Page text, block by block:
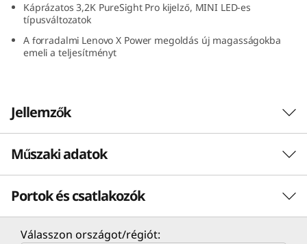
Káprázatos 3,2K PureSight Pro kijelző, MINI LED-es
típusváltozatok
A forradalmi Lenovo X Power megoldás új magasságokba
emeli a teljesítményt
Jellemzők
Teljesítmény, egyszerűen és világosan
Emelje kreativitását új magasságokba a
Yoga Pro 9i egyedi fejlesztésű, a Lenovo X
Power megoldás működtetésére kialakított, a
nyers processzorsebességen túlmutató, és a
Műszaki adatok
TELJESÍTMÉNY
Processzor
Portok és csatlakozók
Válasszon országot/régiót: